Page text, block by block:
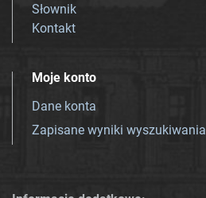
Słownik
Kontakt
Moje konto
Dane konta
Zapisane wyniki wyszukiwania